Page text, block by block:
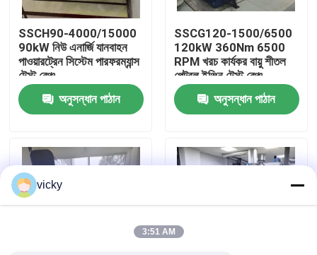
যোগাযোগ করুন
খবর
মামলা
টর্ক ডায়নামিটার
SSCH90-4000/15000
90kW নিউ এনার্জি যানবাহন
পাওয়ারট্রেন সিস্টেম পারফরম্যান্স
টেস্ট বেঞ্চ
অনুসন্ধান পাঠান
SSCG120-1500/6500
120kW 360Nm 6500
RPM খরচ কার্যকর বায়ু শীতল
পেট্রল ইঞ্জিন টেস্ট বেঞ্চ
অনুসন্ধান পাঠান
vicky
3:51 AM